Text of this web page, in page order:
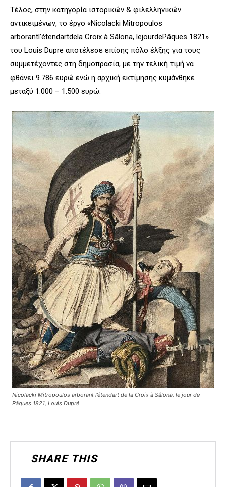
Τέλος, στην κατηγορία ιστορικών & φιλελληνικών
αντικειμένων, το έργο «Nicolacki Mitropoulos
arborantl’étendartdela Croix à Sâlona, lejourdePâques 1821»
του Louis Dupre αποτέλεσε επίσης πόλο έλξης για τους
συμμετέχοντες στη δημοπρασία, με την τελική τιμή να
φθάνει 9.786 ευρώ ενώ η αρχική εκτίμησης κυμάνθηκε
μεταξύ 1.000 – 1.500 ευρώ.
Nicolacki Mitropoulos arborant l’étendart de la Croix à Sâlona, le jour de
Pâques 1821, Louis Dupré
SHARE THIS